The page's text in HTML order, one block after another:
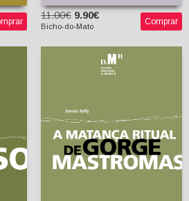
11.00€ 9.90€
Bicho-do-Mato Comprar
Dennis Kelly
(tradutor)